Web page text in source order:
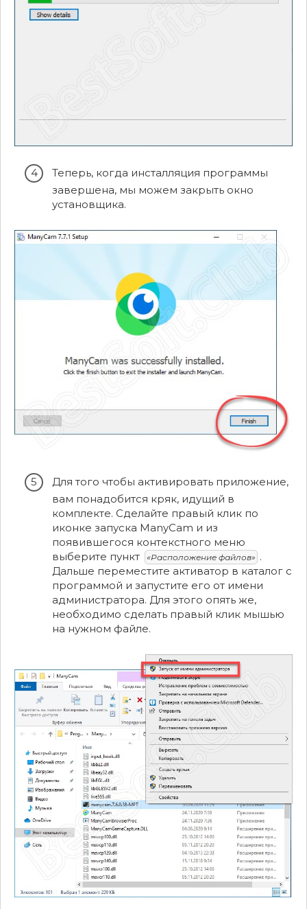
Теперь, когда инсталляция программы
завершена, мы можем закрыть окно
установщика.
Для того чтобы активировать приложение,
вам понадобится кряк, идущий в
комплекте. Сделайте правый клик по
иконке запуска ManyCam и из
появившегося контекстного меню
выберите пункт
«Расположение файлов» .
Дальше переместите активатор в каталог с
программой и запустите его от имени
администратора. Для этого опять же,
необходимо сделать правый клик мышью
на нужном файле.